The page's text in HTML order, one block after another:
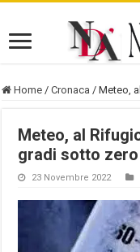
Home / Cronaca / Meteo,
Meteo, al
gradi sotto zero
23 Novembre 2022